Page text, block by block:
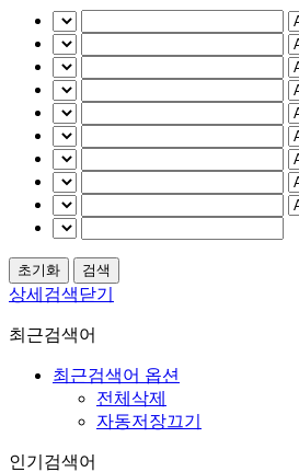
상세검색닫기
최근검색어
최근검색어 옵션
전체삭제
자동저장끄기
인기검색어